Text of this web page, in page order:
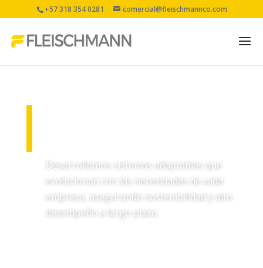
+57 318 354 0281 comercial@fleischmannco.com
Desarrollamos sistemas adaptables que
evolucionan con las necesidades de cada
empresa, asegurando sostenibilidad y alto
desempeño a largo plazo.